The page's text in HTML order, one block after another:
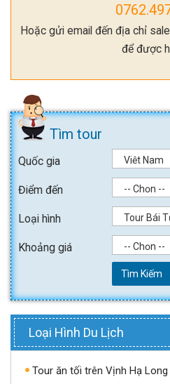
Hoặc gửi email đến địa chỉ
để được
Tìm tour
Quốc gia
Điểm đến
Loại hình
Khoảng giá
Tìm Kiếm
Loại Hình Du Lịch
Tour ăn tối trên Vịnh Hạ Long